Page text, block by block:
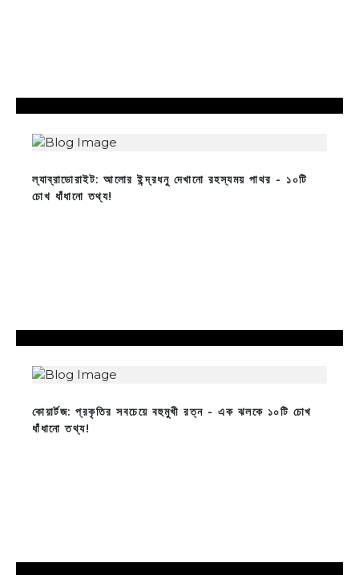
ল্যাব্রাডোরাইট: আলোর ইন্দ্রধনু দেখানো রহস্যময় পাথর - ১০টি
চোখ ধাঁধানো তথ্য!
কোয়ার্টজ: প্রকৃতির সবচেয়ে বহুমুখী রত্ন - এক ঝলকে ১০টি চোখ
ধাঁধানো তথ্য!